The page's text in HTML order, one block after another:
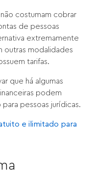
costumam cobrar
de pessoas
extremamente
outras modalidades
tarifas.
que há algumas
podem
pessoas jurídicas.
e ilimitado para